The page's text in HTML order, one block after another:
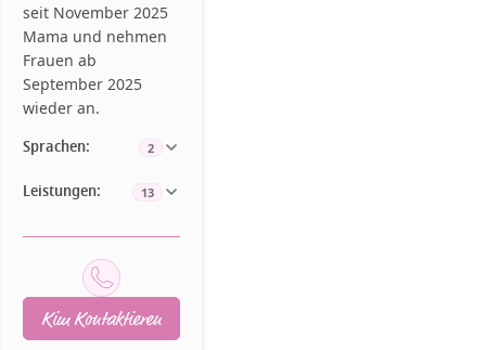
seit November 2025
Mama und nehmen
Frauen ab
September 2025
wieder an.
Sprachen: 2
Leistungen: 13
Kim Kontaktieren